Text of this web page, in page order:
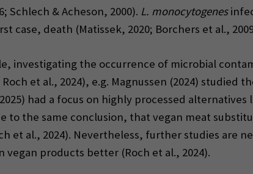
Schlech & Acheson, 2000). L. monocytogenes
case, death (Matissek, 2020; Borchers et al.,
investigating the occurrence of microbial
Roch et al., 2024), e.g. Magnussen (2024) studied
had a focus on highly processed
to the same conclusion, that vegan meat
et al., 2024). Nevertheless, further studies are
products better (Roch et al., 2024).